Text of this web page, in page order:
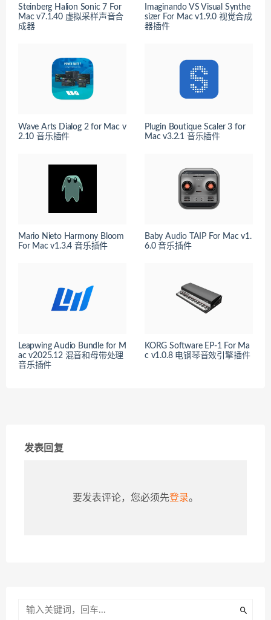
Steinberg Halion Sonic 7 For
Mac v7.1.40 虚拟采样声音合
成器
Imaginando VS Visual Synthe
sizer For Mac v1.9.0 视觉合成
器插件
Wave Arts Dialog 2 for Mac v
2.10 音乐插件
Plugin Boutique Scaler 3 for
Mac v3.2.1 音乐插件
Mario Nieto Harmony Bloom
For Mac v1.3.4 音乐插件
Baby Audio TAIP For Mac v1.
6.0 音乐插件
Leapwing Audio Bundle for M
ac v2025.12 混音和母带处理
音乐插件
KORG Software EP-1 For Ma
c v1.0.8 电钢琴音效引擎插件
发表回复
要发表评论，您必须先登录。